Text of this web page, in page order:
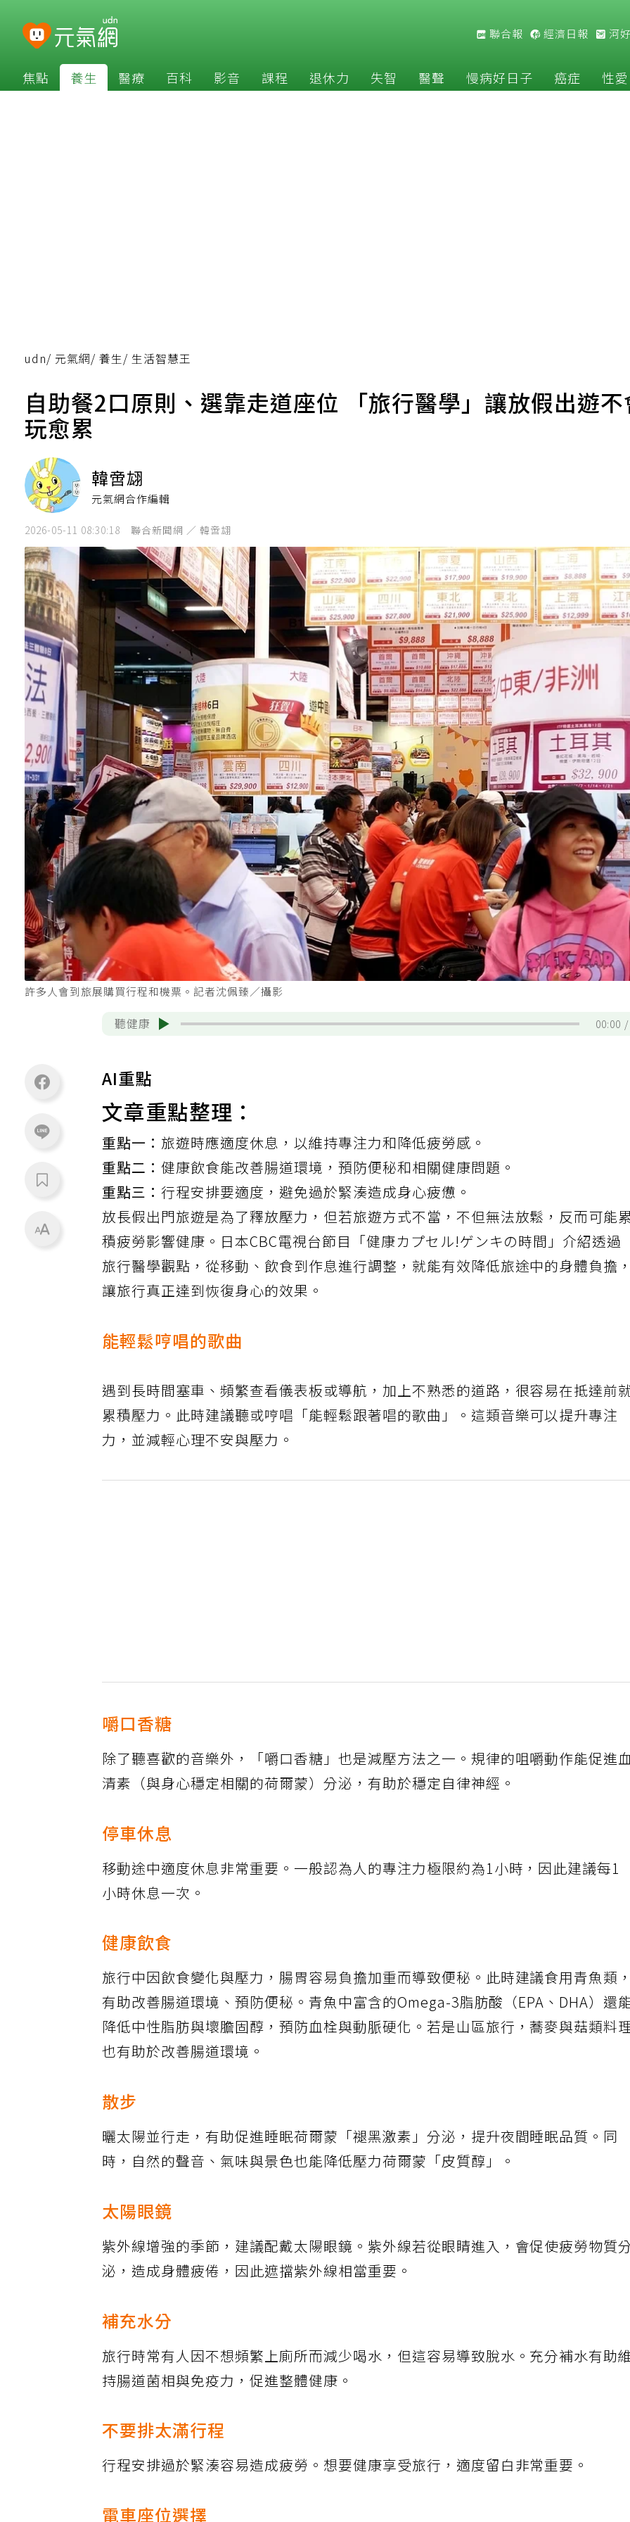
聯合報 經濟日報 河
焦點 養生 醫療 百科 影音 課程 退休力 失智 醫聲 慢病好日子 癌症 性愛
udn/ 元氣網/ 養生/ 生活智慧王
自助餐2口原則、選靠走道座位 「旅行醫學」讓放假出遊
玩愈累
韓啻翃
元氣網合作編輯
2026-05-11 08:30:18 聯合新聞網 ／ 韓啻翃
許多人會到旅展購買行程和機票。記者沈佩臻／攝影
聽健康 00:00
AI重點
文章重點整理：
重點一： 旅遊時應適度休息，以維持專注力和降低疲勞感。
重點二：健康飲食能改善腸道環境，預防便秘和相關健康問題。
重點三：行程安排要適度，避免過於緊湊造成身心疲憊。
放長假出門旅遊是為了釋放壓力，但若旅遊方式不當，不但無法放鬆，反而可能
積疲勞影響健康。日本CBC電視台節目「健康カプセル!ゲンキの時間」介紹透過
旅行醫學觀點，從移動、飲食到作息進行調整，就能有效降低旅途中的身體負擔
讓旅行真正達到恢復身心的效果。
能輕鬆哼唱的歌曲
遇到長時間塞車、頻繁查看儀表板或導航，加上不熟悉的道路，很容易在抵達前
累積壓力。此時建議聽或哼唱「能輕鬆跟著唱的歌曲」。這類音樂可以提升專注
力，並減輕心理不安與壓力。
嚼口香糖
除了聽喜歡的音樂外，「嚼口香糖」也是減壓方法之一。規律的咀嚼動作能促進
清素（與身心穩定相關的荷爾蒙）分泌，有助於穩定自律神經。
停車休息
移動途中適度休息非常重要。一般認為人的專注力極限約為1小時，因此建議每1
小時休息一次。
健康飲食
旅行中因飲食變化與壓力，腸胃容易負擔加重而導致便秘。此時建議食用青魚類
有助改善腸道環境、預防便秘。青魚中富含的Omega-3脂肪酸（EPA、DHA）還
降低中性脂肪與壞膽固醇，預防血栓與動脈硬化。若是山區旅行，蕎麥與菇類料
也有助於改善腸道環境。
散步
曬太陽並行走，有助促進睡眠荷爾蒙「褪黑激素」分泌，提升夜間睡眠品質。同
時，自然的聲音、氣味與景色也能降低壓力荷爾蒙「皮質醇」。
太陽眼鏡
紫外線增強的季節，建議配戴太陽眼鏡。紫外線若從眼睛進入，會促使疲勞物質
泌，造成身體疲倦，因此遮擋紫外線相當重要。
補充水分
旅行時常有人因不想頻繁上廁所而減少喝水，但這容易導致脫水。充分補水有助
持腸道菌相與免疫力，促進整體健康。
不要排太滿行程
行程安排過於緊湊容易造成疲勞。想要健康享受旅行，適度留白非常重要。